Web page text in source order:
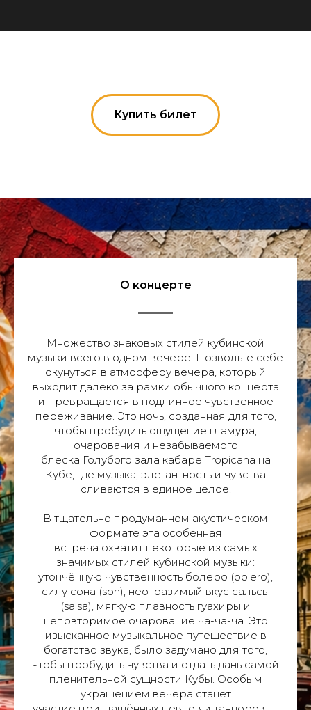
Купить билет
О концерте
Множество знаковых стилей кубинской
музыки всего в одном вечере. Позвольте себе
окунуться в атмосферу вечера, который
выходит далеко за рамки обычного концерта
и превращается в подлинное чувственное
переживание. Это ночь, созданная для того,
чтобы пробудить ощущение гламура,
очарования и незабываемого
блеска Голубого зала кабаре Tropicana на
Кубе, где музыка, элегантность и чувства
сливаются в единое целое.
В тщательно продуманном акустическом
формате эта особенная
встреча охватит некоторые из самых
значимых стилей кубинской музыки:
утончённую чувственность болеро (bolero),
силу сона (son), неотразимый вкус сальсы
(salsa), мягкую плавность гуахиры и
неповторимое очарование ча-ча-ча. Это
изысканное музыкальное путешествие в
богатство звука, было задумано для того,
чтобы пробудить чувства и отдать дань самой
пленительной сущности Кубы. Особым
украшением вечера станет